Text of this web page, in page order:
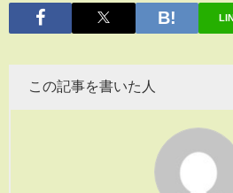
この記事を書いた人